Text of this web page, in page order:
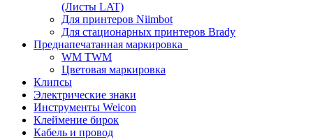
(Листы LAT)
Для принтеров Niimbot
Для стационарных принтеров Brady
Преднапечатанная маркировка
WM TWM
Цветовая маркировка
Клипсы
Электрические знаки
Инструменты Weicon
Клеймение бирок
Кабель и провод